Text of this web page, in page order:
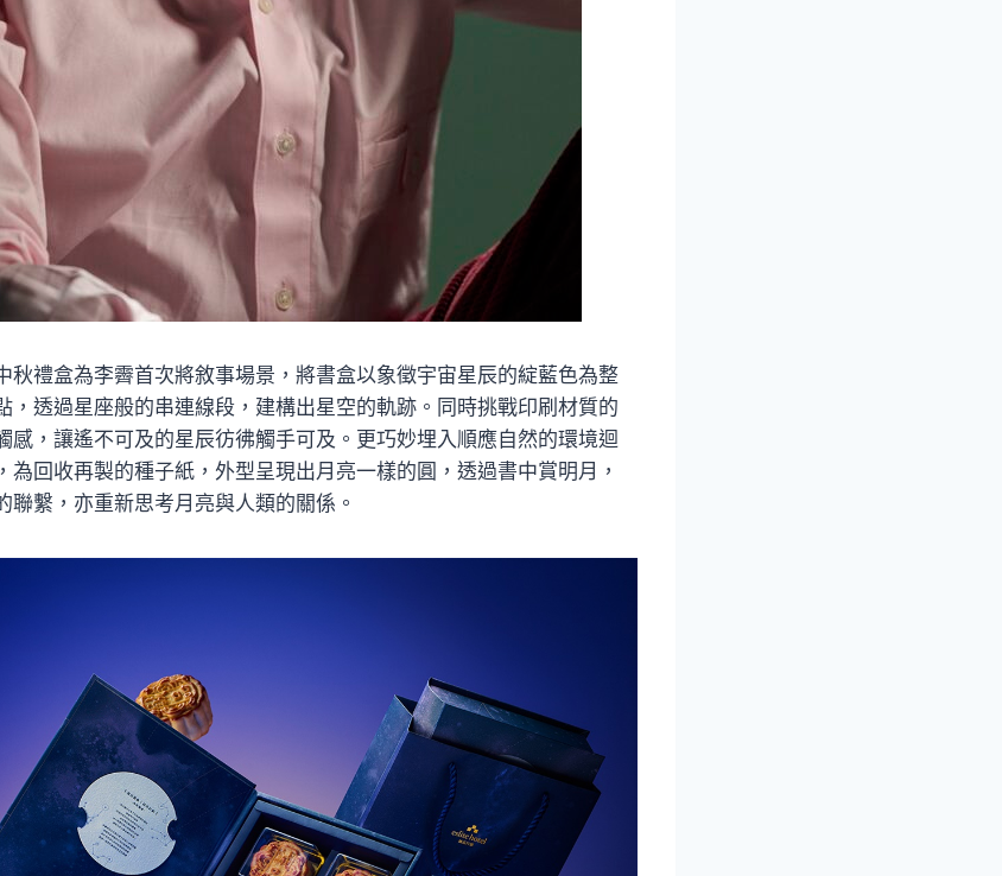
秋禮盒為李霽首次將敘事場景，將書盒以象徵宇宙星辰的綻藍色為整
，透過星座般的串連線段，建構出星空的軌跡。同時挑戰印刷材質的
感，讓遙不可及的星辰彷彿觸手可及。更巧妙埋入順應自然的環境迴
為回收再製的種子紙，外型呈現出月亮一樣的圓，透過書中賞明月，
聯繫，亦重新思考月亮與人類的關係。